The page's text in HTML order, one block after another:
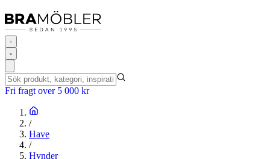
Fri fragt over 5 000 kr
/
Have
/
Hynder